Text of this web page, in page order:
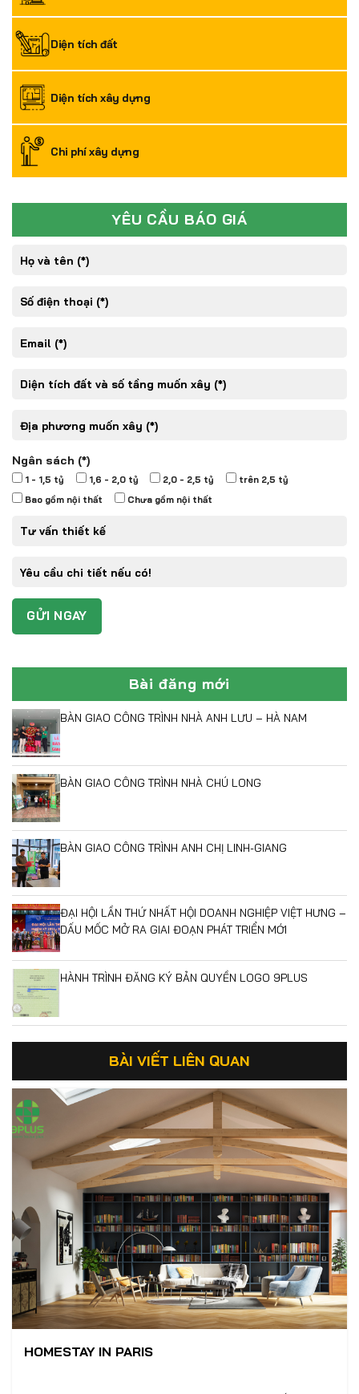
Diện tích đất
Diện tích xây dựng
Chi phí xây dựng
YÊU CẦU BÁO GIÁ
Ngân sách (*)
1 - 1,5 tỷ 1,6 - 2,0 tỷ 2,0 - 2,5 tỷ
trên 2,5 tỷ
Bao gồm nội thất
Chưa gồm nội thất
Bài đăng mới
BÀN GIAO CÔNG TRÌNH NHÀ ANH LƯU – HÀ NAM
BÀN GIAO CÔNG TRÌNH NHÀ CHÚ LONG
BÀN GIAO CÔNG TRÌNH ANH CHỊ LINH-GIANG
ĐẠI HỘI LẦN THỨ NHẤT HỘI DOANH NGHIỆP VIỆT HƯNG –
DẤU MỐC MỞ RA GIAI ĐOẠN PHÁT TRIỂN MỚI
HÀNH TRÌNH ĐĂNG KÝ BẢN QUYỀN LOGO 9PLUS
BÀI VIẾT LIÊN QUAN
HOMESTAY IN PARIS